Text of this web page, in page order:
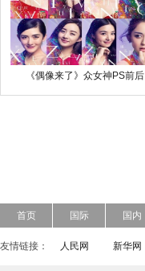
《偶像来了》众女神PS前后
首页 国际 国内
友情链接： 人民网 新华网